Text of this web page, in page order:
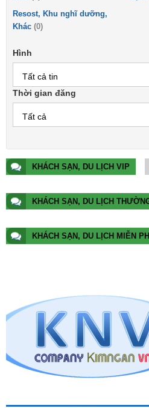
Resost, Khu nghĩ dưỡng,
Khác (0)
Hình
Tất cả tin
Thời gian đăng
Tất cả
KHÁCH SẠN, DU LỊCH VIP
KHÁCH SẠN, DU LỊCH
KHÁCH SẠN, DU LỊCH MIỄN PHÍ